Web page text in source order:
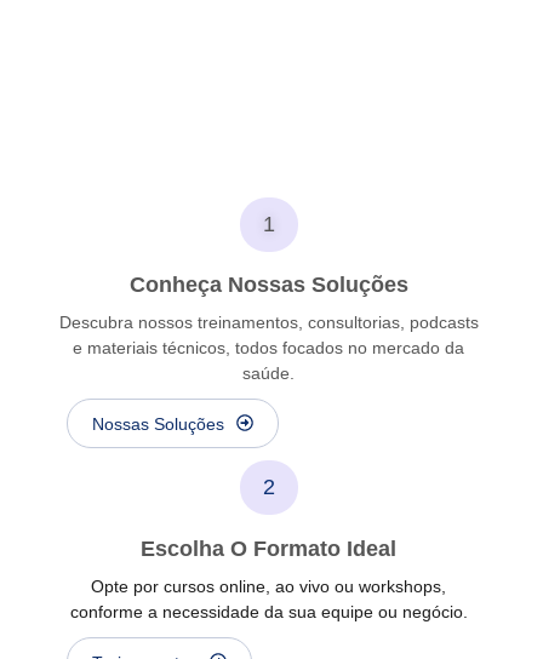
1
Conheça Nossas Soluções
Descubra nossos treinamentos, consultorias, podcasts
e materiais técnicos, todos focados no mercado da
saúde.
Nossas Soluções
2
Escolha O Formato Ideal
Opte por cursos online, ao vivo ou workshops,
conforme a necessidade da sua equipe ou negócio.